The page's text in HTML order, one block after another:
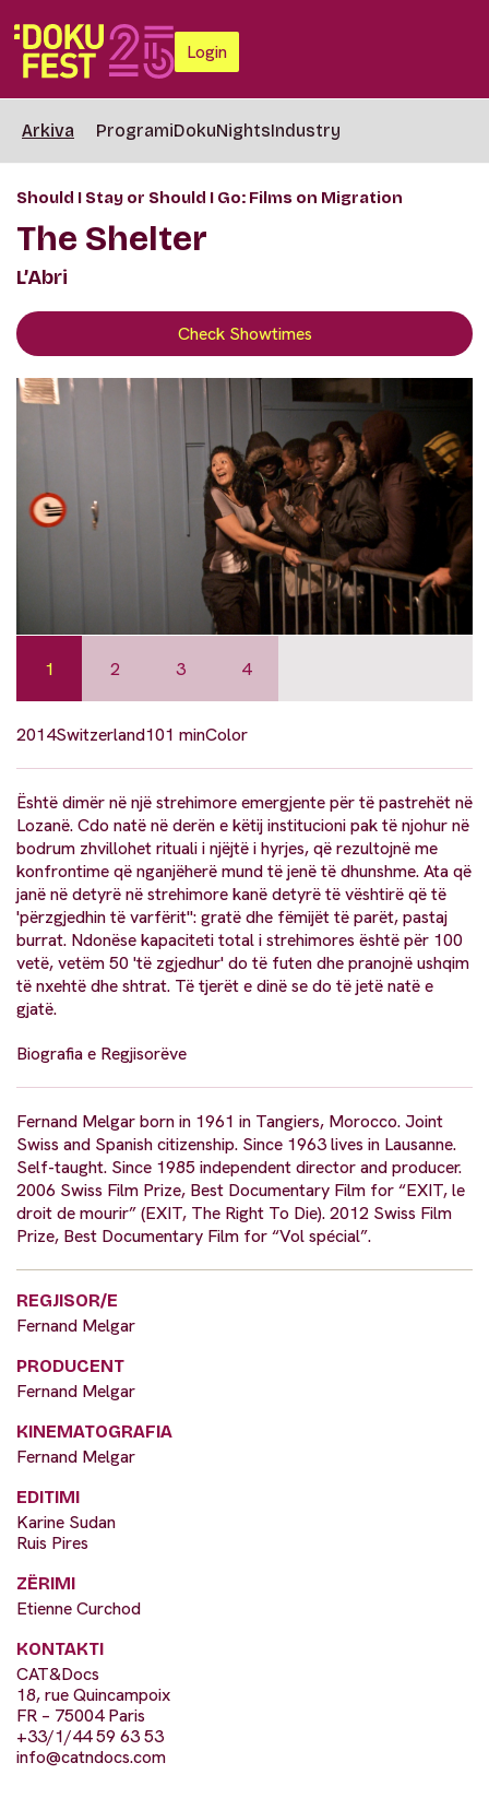
Login
Arkiva ProgramiDokuNightsIndustry
Should I Stay or Should I Go: Films on Migration
The Shelter
L’Abri
Check Showtimes
1 2 3 4
2014Switzerland101 minColor
Është dimër në një strehimore emergjente për të pastrehët në
Lozanë. Cdo natë në derën e këtij institucioni pak të njohur në
bodrum zhvillohet rituali i njëjtë i hyrjes, që rezultojnë me
konfrontime që nganjëherë mund të jenë të dhunshme. Ata që
janë në detyrë në strehimore kanë detyrë të vështirë që të
'përzgjedhin të varfërit": gratë dhe fëmijët të parët, pastaj
burrat. Ndonëse kapaciteti total i strehimores është për 100
vetë, vetëm 50 'të zgjedhur' do të futen dhe pranojnë ushqim
të nxehtë dhe shtrat. Të tjerët e dinë se do të jetë natë e
gjatë.
Biografia e Regjisorëve
Fernand Melgar born in 1961 in Tangiers, Morocco. Joint
Swiss and Spanish citizenship. Since 1963 lives in Lausanne.
Self-taught. Since 1985 independent director and producer.
2006 Swiss Film Prize, Best Documentary Film for “EXIT, le
droit de mourir” (EXIT, The Right To Die). 2012 Swiss Film
Prize, Best Documentary Film for “Vol spécial”.
REGJISOR/E
Fernand Melgar
PRODUCENT
Fernand Melgar
KINEMATOGRAFIA
Fernand Melgar
EDITIMI
Karine Sudan
Ruis Pires
ZËRIMI
Etienne Curchod
KONTAKTI
CAT&Docs
18, rue Quincampoix
FR – 75004 Paris
+33/1/44 59 63 53
info@catndocs.com